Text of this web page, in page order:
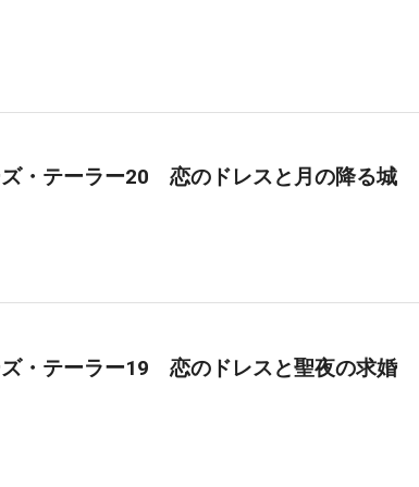
・テーラー20 恋のドレスと月の降る城
・テーラー19 恋のドレスと聖夜の求婚